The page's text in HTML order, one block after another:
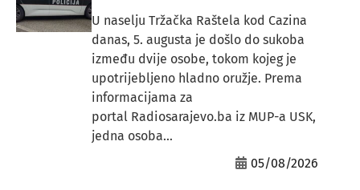
U naselju Tržačka Raštela kod Cazina
danas, 5. augusta je došlo do sukoba
između dvije osobe, tokom kojeg je
upotrijebljeno hladno oružje. Prema
informacijama za
portal Radiosarajevo.ba iz MUP-a USK,
jedna osoba...
05/08/2026